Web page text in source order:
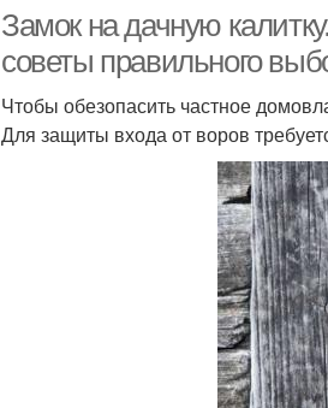
Замок на дачную
советы правильного
Чтобы обезопасить частное
Для защиты входа от воров